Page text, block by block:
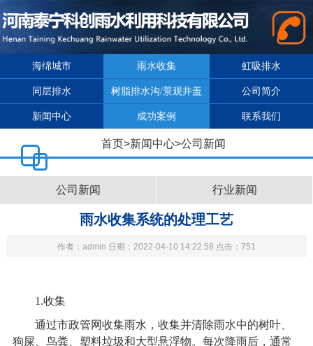
海绵城市 雨水收集 虹吸排水
同层排水 树脂排水沟/景观井盖 公司简介
新闻中心 成功案例 联系我们
首页>新闻中心>公司新闻
公司新闻 行业新闻
雨水收集系统的处理工艺
作者：admin 日期：2022-04-10 14:22:58 点击：751
1.收集
通过市政管网收集雨水，收集并清除雨水中的树叶、
狗屎、鸟粪、塑料垃圾和大型悬浮物。每次降雨后，通常